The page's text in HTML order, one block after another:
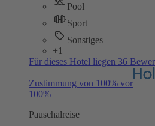
Pool
Sport
Sonstiges
+1
Für dieses Hotel liegen 36
Zustimmung von 100% vor
100%
Pauschalreise